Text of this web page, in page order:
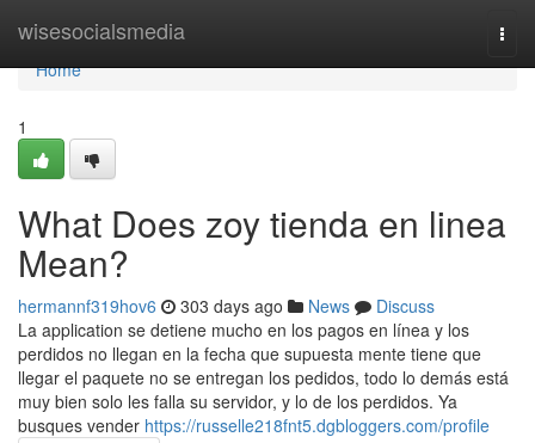
wisesocialsmedia
Home
Home
1
What Does zoy tienda en linea
Mean?
hermannf319hov6 303 days ago News
Discuss
La application se detiene mucho en los pagos en línea y los
perdidos no llegan en la fecha que supuesta mente tiene que
llegar el paquete no se entregan los pedidos, todo lo demás está
muy bien solo les falla su servidor, y lo de los perdidos. Ya
busques vender https://russelle218fnt5.dgbloggers.com/profile